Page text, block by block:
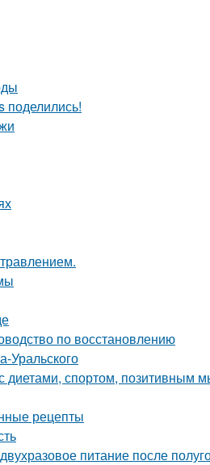
поделились!
по восстановлению
Уральского
диетами, спортом, позитивным
рецепты
питание после